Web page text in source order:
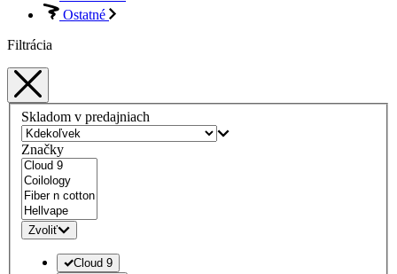
Ostatné
Filtrácia
Skladom v predajniach
Značky
Zvoliť
Cloud 9